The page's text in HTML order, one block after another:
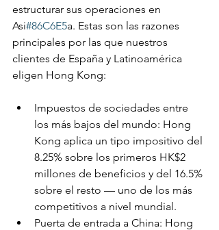
estructurar sus operaciones en
Asi#86C6E5a. Estas son las razones
principales por las que nuestros
clientes de España y Latinoamérica
eligen Hong Kong:
Impuestos de sociedades entre
los más bajos del mundo: Hong
Kong aplica un tipo impositivo del
8.25% sobre los primeros HK$2
millones de beneficios y del 16.5%
sobre el resto — uno de los más
competitivos a nivel mundial.
Puerta de entrada a China: Hong